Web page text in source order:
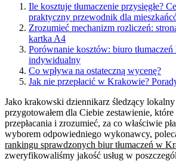
Ile kosztuje tłumaczenie przysięgłe?
praktyczny przewodnik dla
Zrozumieć mechanizm rozliczeń:
kartka A4
Porównanie kosztów: biuro tłumaczeń
indywidualny
Co wpływa na ostateczną wycenę?
Jak nie przepłacić w Krakowie?
Jako krakowski dziennikarz śledzący lokalny
przygotowałem dla Ciebie zestawienie,
przepłacania i zrozumieć, za co właściwie
wyborem odpowiedniego wykonawcy,
rankingu sprawdzonych biur tłumaczeń w
zweryfikowaliśmy jakość usług w